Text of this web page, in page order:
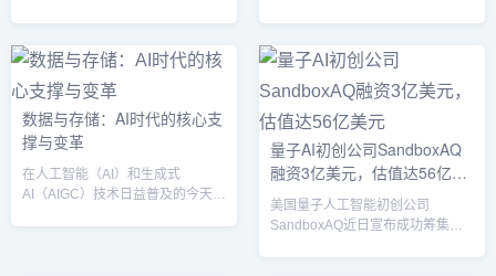
（ASR）和语言模型分开的架构不
同，OmniAudio-2.6B将Gemma-2-
2b、Whisper Turbo以及定制的投
影仪集成到一个统一的框架中，从
而有效消除了传统系统中各个组件
链接所带来的低效率和延迟问题。
该模型特别适用于计算资源有限的
设备，如...
究成果，标志着中国在量子计算领
域的又一次重大突破。该处理器拥
有105个量子比特，其性能与谷歌
最新发布的量子芯片Willow相当，
展示了中国量子计算技术的国际竞
争力。“祖冲之三号”大幅提升计算
能力“祖冲之三号”的发布紧随谷歌
球量子计...
数据与存储：AI时代的核心支
撑与变革
在人工智能（AI）和生成式
AI（AIGC）技术日益普及的今天，
量子AI初创公司SandboxAQ
融资3亿美元，估值达56亿美
元
美国量子人工智能初创公司
SandboxAQ近日宣布成功筹集超